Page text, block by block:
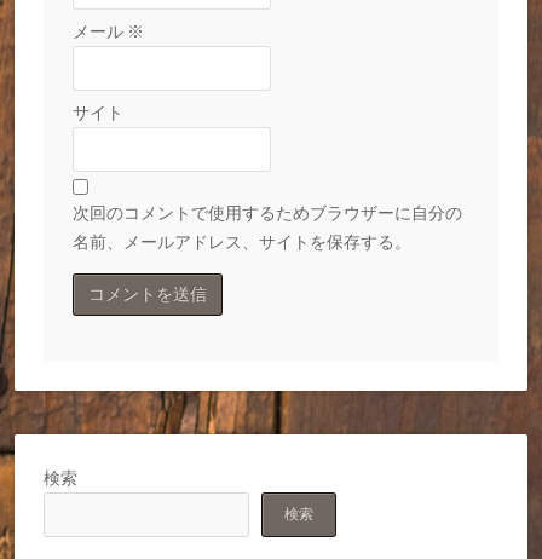
メール ※
サイト
次回のコメントで使用するためブラウザーに自分の
名前、メールアドレス、サイトを保存する。
検索
検索